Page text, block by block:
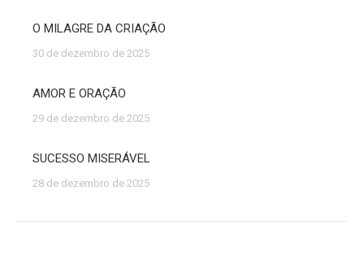
O MILAGRE DA CRIAÇÃO
30 de dezembro de 2025
AMOR E ORAÇÃO
29 de dezembro de 2025
SUCESSO MISERÁVEL
28 de dezembro de 2025